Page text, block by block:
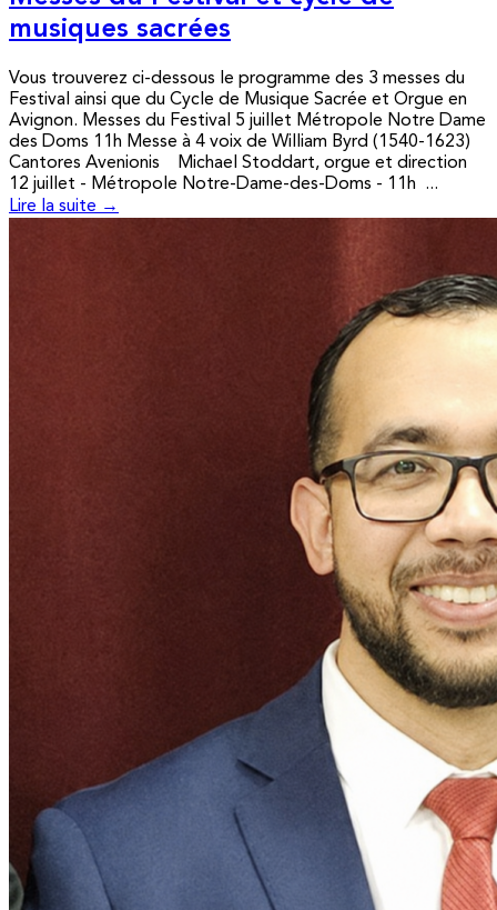
musiques sacrées
Vous trouverez ci-dessous le programme des 3 messes du
Festival ainsi que du Cycle de Musique Sacrée et Orgue en
Avignon. Messes du Festival 5 juillet Métropole Notre Dame
des Doms 11h Messe à 4 voix de William Byrd (1540-1623)
Cantores Avenionis Michael Stoddart, orgue et direction
12 juillet - Métropole Notre-Dame-des-Doms - 11h ...
Lire la suite →